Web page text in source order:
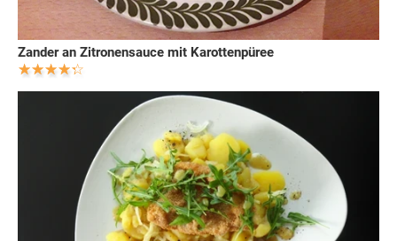
Zander an Zitronensauce mit Karottenpüree